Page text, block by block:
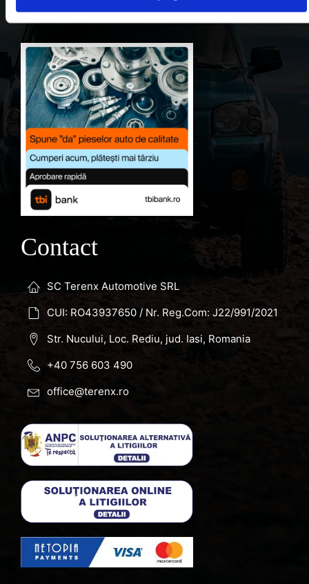
Favorite
Contact
SC Terenx Automotive SRL
CUI: RO43937650 / Nr. Reg.Com: J22/991/2021
Str. Nucului, Loc. Rediu, jud. Iasi, Romania
+40 756 603 490
office@terenx.ro